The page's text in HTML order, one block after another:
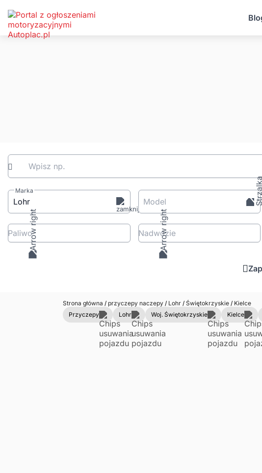
Wpisz np.
Marka
Lohr Model
Paliwo Nadwozie
Strona główna /przyczepy naczepy /Lohr /Świętokrzyskie /Kielce
Przyczepy
Lohr Woj. Świętokrzyskie Kielce